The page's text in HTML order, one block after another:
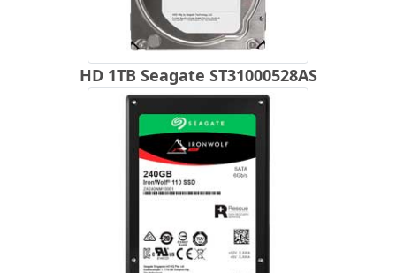
HD 1TB Seagate ST31000528AS